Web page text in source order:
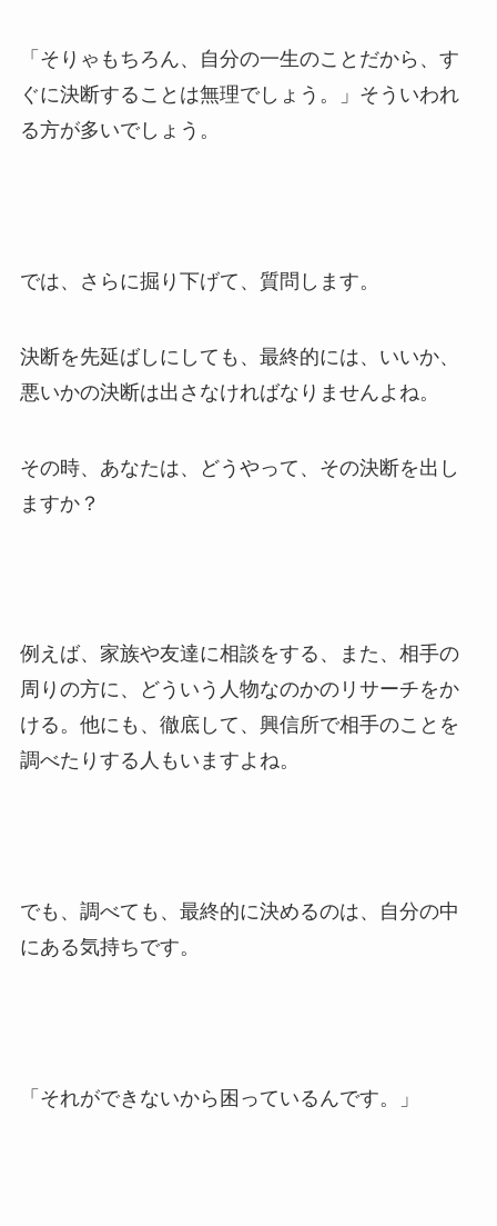
「そりゃもちろん、自分の一生のことだから、す
ぐに決断することは無理でしょう。」そういわれ
る方が多いでしょう。
では、さらに掘り下げて、質問します。
決断を先延ばしにしても、最終的には、いいか、
悪いかの決断は出さなければなりませんよね。
その時、あなたは、どうやって、その決断を出し
ますか？
例えば、家族や友達に相談をする、また、相手の
周りの方に、どういう人物なのかのリサーチをか
ける。他にも、徹底して、興信所で相手のことを
調べたりする人もいますよね。
でも、調べても、最終的に決めるのは、自分の中
にある気持ちです。
「それができないから困っているんです。」